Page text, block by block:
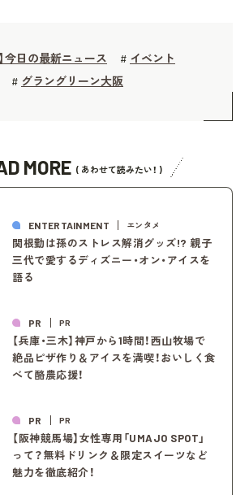
】今日の最新ニュース # イベント
# グラングリーン大阪
MORE ( あわせて読みたい！ )
ENTERTAINMENT エンタメ
関根勤は孫のストレス解消グッズ!? 親子
三代で愛するディズニー・オン・アイスを
語る
PR PR
【兵庫・三木】神戸から1時間！西山牧場で
絶品ピザ作り＆アイスを満喫！おいしく食
べて酪農応援！
PR PR
【阪神競馬場】女性専用「UMAJO SPOT」
って？無料ドリンク＆限定スイーツなど
魅力を徹底紹介！